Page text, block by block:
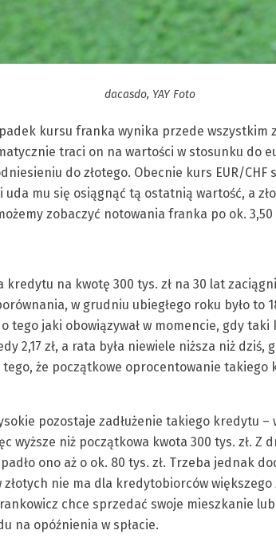
dacasdo, YAY Foto
kursu franka wynika przede wszystkim
traci on na wartości w stosunku do
do złotego. Obecnie kurs EUR/CHF
uda mu się osiągnąć tą ostatnią wartość, a
zobaczyć notowania franka po ok. 3,50
na kwotę 300 tys. zł na 30 lat
w grudniu ubiegłego roku było to
tego jaki obowiązywał w momencie, gdy taki
2,17 zł, a rata była niewiele niższa niż dziś,
że początkowe oprocentowanie takiego
pozostaje zadłużenie takiego kredytu –
wyższe niż początkowa kwota 300 tys. zł. Z
ono aż o ok. 80 tys. zł. Trzeba jednak
złotych nie ma dla kredytobiorców
chce sprzedać swoje mieszkanie
na opóźnienia w spłacie.